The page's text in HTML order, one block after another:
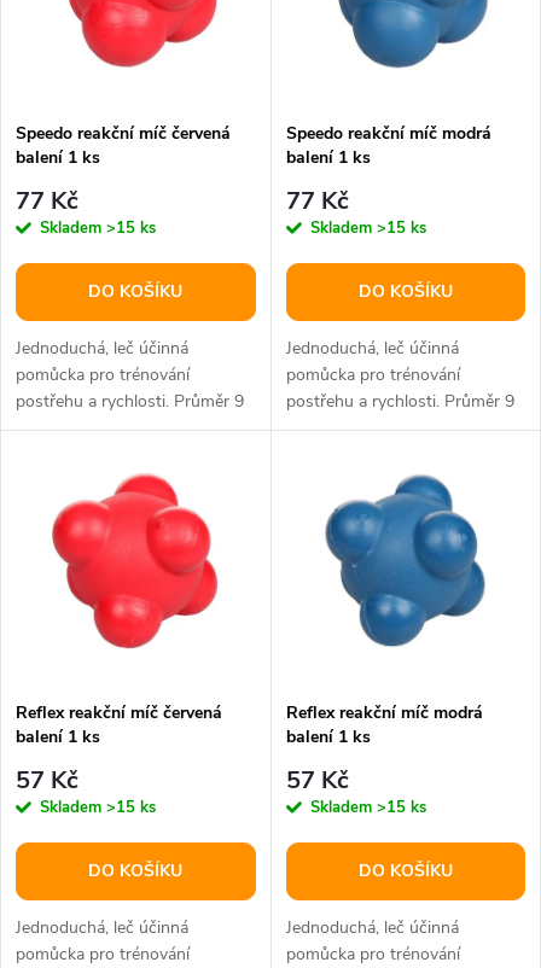
p
r
o
d
u
s
p
r
o
d
u
Speedo reakční míč červená
balení 1 ks
77 Kč
Skladem >15 ks
DO KOŠÍKU
Jednoduchá, leč účinná
pomůcka pro trénování
postřehu a rychlosti. Průměr 9
cm.
Speedo reakční míč modrá
balení 1 ks
77 Kč
Skladem >15 ks
DO KOŠÍKU
Jednoduchá, leč účinná
pomůcka pro trénování
postřehu a rychlosti. Průměr 9
cm.
Reflex reakční míč červená
balení 1 ks
57 Kč
Skladem >15 ks
DO KOŠÍKU
Jednoduchá, leč účinná
pomůcka pro trénování
Reflex reakční míč modrá
balení 1 ks
57 Kč
Skladem >15 ks
DO KOŠÍKU
Jednoduchá, leč účinná
pomůcka pro trénování